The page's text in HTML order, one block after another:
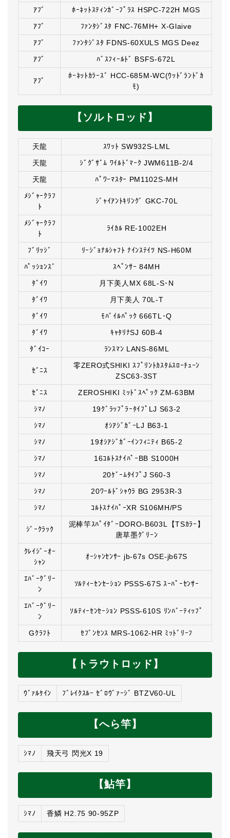
ｱﾌﾞ
ﾎｰﾈｯﾄｽﾃｨﾝｶﾞｰﾌﾟﾗｽ HSPC-722H MGS
ｱﾌﾞ
ﾌｧﾝﾀｼﾞｽﾀ FNC-76MH+ X-Glaive
ｱﾌﾞ
ﾌｧﾝﾀｼﾞｽﾀ FDNS-60XULS MGS Deez
ｱﾌﾞ
ﾊﾞｽﾌｨｰﾙﾄﾞ BSFS-672L
ｱﾌﾞ
ﾎｰﾈｯﾄｶﾗｰｽﾞ HCC-685M-WC(ｳｯﾄﾞﾗﾝﾄﾞｶ
ﾓ)
【ソルトロッド】
天龍
ｽﾜｯﾄ SW932S-LML
天龍
ｼﾞｸﾞｻﾞﾑ ﾜｲﾙﾄﾞﾏｰｸ JWM611B-2/4
天龍
ﾊﾟﾜｰﾏｽﾀｰ PM1102S-MH
ﾒｼﾞｬｰｸﾗﾌ
ﾄ
ｼﾞｬｲｱﾝﾄｷﾘﾝｸﾞ GKC-70L
ﾒｼﾞｬｰｸﾗﾌ
ﾄ
ﾗｲｶﾙ RE-1002EH
ﾌﾞﾘｯｼﾞ
ﾘｰｼﾞｮﾅﾙｼｬﾌﾄ ﾅｲﾝｽﾃｲﾂ NS-H60M
ﾊﾟｯｼｮﾝｽﾞ
ｽﾍﾟﾝｻｰ 84MH
ﾀﾞｲﾜ
月下美人MX 68L-S･N
ﾀﾞｲﾜ
月下美人 70L-T
ﾀﾞｲﾜ
ﾓﾊﾞｲﾙﾊﾟｯｸ 666TL･Q
ﾀﾞｲﾜ
ｷｬﾀﾘﾅSJ 60B-4
ﾀﾞｲｺｰ
ﾗﾝｽﾏﾝ LANS-86ML
ｾﾞﾆｽ
零ZERO式SHIKI ｽﾌﾟﾘﾝﾄｶｽﾀﾑｽﾛｰﾁｭｰﾝ
ZSC63-3ST
ｾﾞﾆｽ
ZEROSHIKI ﾐｯﾄﾞｽﾍﾟｯｸ ZM-63BM
ｼﾏﾉ
19ｸﾞﾗｯﾌﾟﾗｰﾀｲﾌﾟLJ S63-2
ｼﾏﾉ
ｵｼｱｼﾞｶﾞｰLJ B63-1
ｼﾏﾉ
19ｵｼｱｼﾞｶﾞｰｲﾝﾌｨﾆﾃｨ B65-2
ｼﾏﾉ
16ｺﾙﾄｽﾅｲﾊﾟｰBB S1000H
ｼﾏﾉ
20ｹﾞｰﾑﾀｲﾌﾟJ S60-3
ｼﾏﾉ
20ﾜｰﾙﾄﾞｼｬｳﾗ BG 2953R-3
ｼﾏﾉ
ｺﾙﾄｽﾅｲﾊﾟｰXR S106MH/PS
ｼﾞｰｸﾗｯｸ
泥棒竿ｽﾊﾟｲﾀﾞｰDORO-B603L【TSｶﾗｰ】
唐草墨ｸﾞﾘｰﾝ
ｸﾚｲｼﾞｰｵｰ
ｼｬﾝ
ｵｰｼｬﾝｾﾝｻｰ jb-67s OSE-jb67S
ｴﾊﾞｰｸﾞﾘｰ
ﾝ
ｿﾙﾃｨｰｾﾝｾｰｼｮﾝ PSSS-67S ｽｰﾊﾟｰｾﾝｻｰ
ｴﾊﾞｰｸﾞﾘｰ
ﾝ
ｿﾙﾃｨｰｾﾝｾｰｼｮﾝ PSSS-610S ﾘﾝﾊﾞｰﾃｨｯﾌﾟ
Gｸﾗﾌﾄ ｾﾌﾞﾝｾﾝｽ MRS-1062-HR ﾐｯﾄﾞﾘｰﾌ
【トラウトロッド】
ｳﾞｧﾙｹｲﾝ ﾌﾞﾚｲｸｽﾙｰ ｾﾞﾛｳﾞｧｰｼﾞ BTZV60-UL
【へら竿】
ｼﾏﾉ 飛天弓 閃光X 19
【鮎竿】
ｼﾏﾉ 香鱗 H2.75 90-95ZP